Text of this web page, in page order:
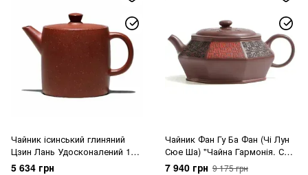
Чайник ісинський глиняний
Цзин Лань Удосконалений 120
мл
5 634 грн
Чайник Фан Гу Ба Фан (Чі Лун
Сюе Ша) "Чайна Гармонія. Сто
Благословень" 370 мл
7 940 грн 9 175 грн